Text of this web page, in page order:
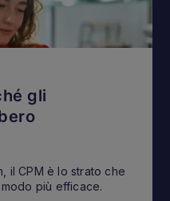
gli
il CPM è lo strato che
più efficace.